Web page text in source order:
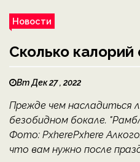
Новости
Сколько
Вт Дек 27 , 2022
Прежде чем насладиться
безобидном бокале.
Фото: PxherePxhere
что вам нужно после